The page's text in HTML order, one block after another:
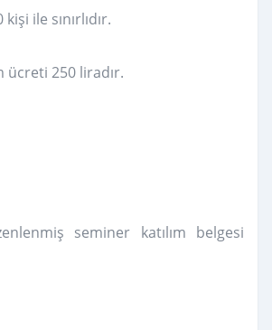
ile sınırlıdır.
ücreti 250 liradır.
seminer katılım belgesi